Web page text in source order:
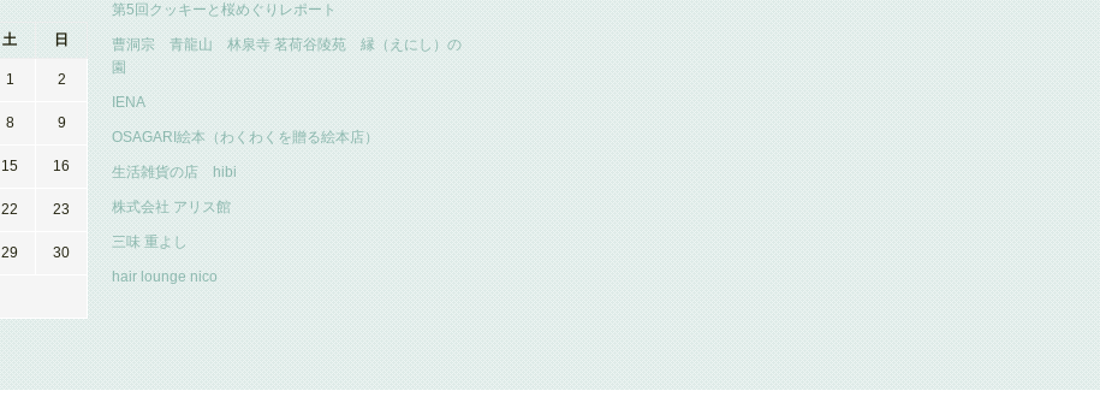
土 日
1 2
8 9
15 16
22 23
29 30
第5回クッキーと桜めぐりレポート
曹洞宗 青龍山 林泉寺 茗荷谷陵苑 縁（えにし）の
園
IENA
OSAGARI絵本（わくわくを贈る絵本店）
生活雑貨の店 hibi
株式会社 アリス館
三味 重よし
hair lounge nico